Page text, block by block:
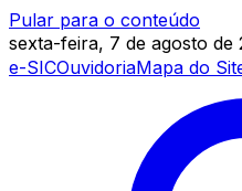
Pular para o conteúdo
sexta-feira, 7 de agosto de
e-SICOuvidoriaMapa do